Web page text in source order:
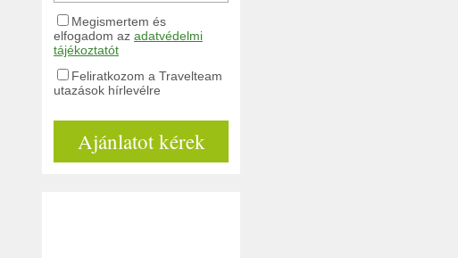
Megismertem és
elfogadom az adatvédelmi
tájékoztatót
Feliratkozom a Travelteam
utazások hírlevélre
Ajánlatot kérek